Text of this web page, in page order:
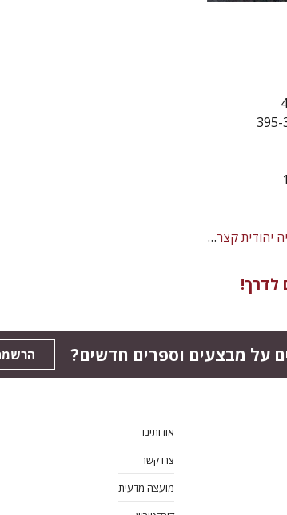
395-
אנציקלופדיה יהודית קצרה בלשון הרוסית
לדרך!
על מבצעים וספרים חדשים?
אודותינו
צרו קשר
מועצה מדעית